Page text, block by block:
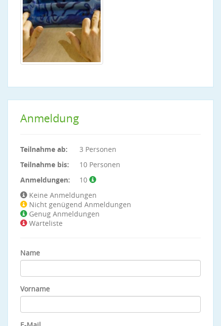
Anmeldung
Teilnahme ab:
3 Personen
Teilnahme bis:
10 Personen
Anmeldungen:
10
Keine Anmeldungen
Nicht genügend Anmeldungen
Genug Anmeldungen
Warteliste
Name
Vorname